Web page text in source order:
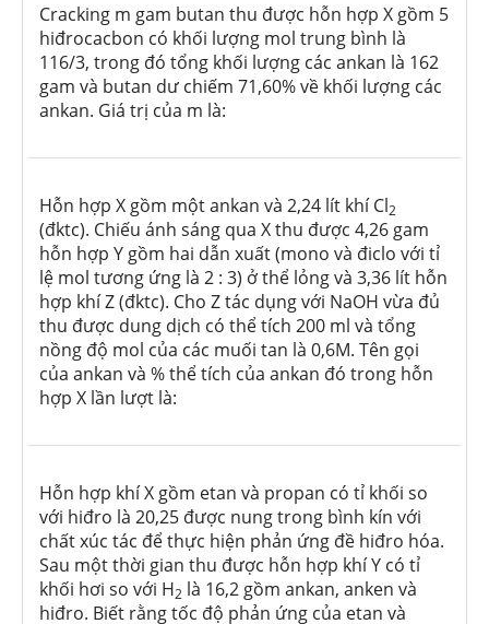
Cracking m gam butan thu được hỗn hợp X gồm 5
hiđrocacbon có khối lượng mol trung bình là
116/3, trong đó tổng khối lượng các ankan là 162
gam và butan dư chiếm 71,60% về khối lượng các
ankan. Giá trị của m là:
Hỗn hợp X gồm một ankan và 2,24 lít khí Cl2
(đktc). Chiếu ánh sáng qua X thu được 4,26 gam
hỗn hợp Y gồm hai dẫn xuất (mono và điclo với tỉ
lệ mol tương ứng là 2 : 3) ở thể lỏng và 3,36 lít hỗn
hợp khí Z (đktc). Cho Z tác dụng với NaOH vừa đủ
thu được dung dịch có thể tích 200 ml và tổng
nồng độ mol của các muối tan là 0,6M. Tên gọi
của ankan và % thể tích của ankan đó trong hỗn
hợp X lần lượt là:
Hỗn hợp khí X gồm etan và propan có tỉ khối so
với hiđro là 20,25 được nung trong bình kín với
chất xúc tác để thực hiện phản ứng đề hiđro hóa.
Sau một thời gian thu được hỗn hợp khí Y có tỉ
khối hơi so với H2 là 16,2 gồm ankan, anken và
hiđro. Biết rằng tốc độ phản ứng của etan và